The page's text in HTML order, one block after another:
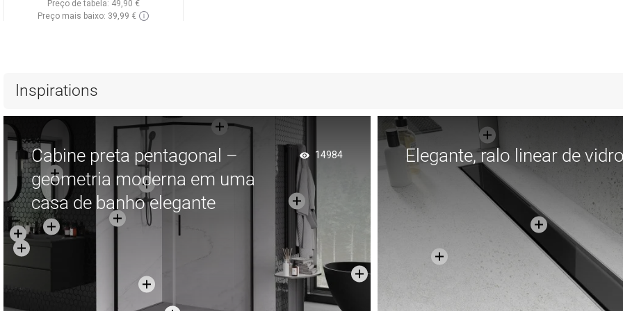
Preço de tabela: 49,90 €
Preço mais baixo: 39,99 €
Comparar
Inspirations
Cabine preta pentagonal –
geometria moderna em uma
casa de banho elegante
14984 Elegante, ralo linear de vidro